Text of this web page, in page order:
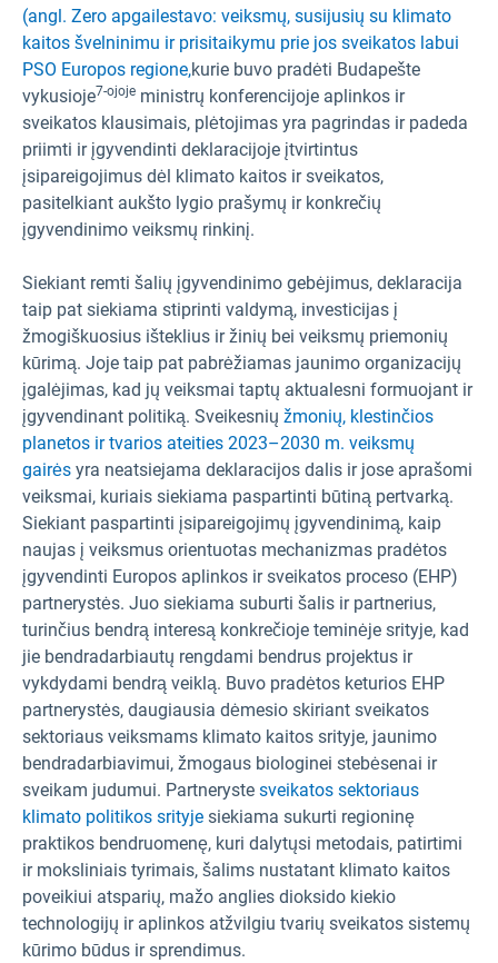
(angl. Zero apgailestavo: veiksmų, susijusių su klimato
kaitos švelninimu ir prisitaikymu prie jos sveikatos labui
PSO Europos regione,kurie buvo pradėti Budapešte
vykusioje7-ojoje ministrų konferencijoje aplinkos ir
sveikatos klausimais, plėtojimas yra pagrindas ir padeda
priimti ir įgyvendinti deklaracijoje įtvirtintus
įsipareigojimus dėl klimato kaitos ir sveikatos,
pasitelkiant aukšto lygio prašymų ir konkrečių
įgyvendinimo veiksmų rinkinį.
Siekiant remti šalių įgyvendinimo gebėjimus, deklaracija
taip pat siekiama stiprinti valdymą, investicijas į
žmogiškuosius išteklius ir žinių bei veiksmų priemonių
kūrimą. Joje taip pat pabrėžiamas jaunimo organizacijų
įgalėjimas, kad jų veiksmai taptų aktualesni formuojant ir
įgyvendinant politiką. Sveikesnių žmonių, klestinčios
planetos ir tvarios ateities 2023–2030 m. veiksmų
gairės yra neatsiejama deklaracijos dalis ir jose aprašomi
veiksmai, kuriais siekiama paspartinti būtiną pertvarką.
Siekiant paspartinti įsipareigojimų įgyvendinimą, kaip
naujas į veiksmus orientuotas mechanizmas pradėtos
įgyvendinti Europos aplinkos ir sveikatos proceso (EHP)
partnerystės. Juo siekiama suburti šalis ir partnerius,
turinčius bendrą interesą konkrečioje teminėje srityje, kad
jie bendradarbiautų rengdami bendrus projektus ir
vykdydami bendrą veiklą. Buvo pradėtos keturios EHP
partnerystės, daugiausia dėmesio skiriant sveikatos
sektoriaus veiksmams klimato kaitos srityje, jaunimo
bendradarbiavimui, žmogaus biologinei stebėsenai ir
sveikam judumui. Partneryste sveikatos sektoriaus
klimato politikos srityje siekiama sukurti regioninę
praktikos bendruomenę, kuri dalytųsi metodais, patirtimi
ir moksliniais tyrimais, šalims nustatant klimato kaitos
poveikiui atsparių, mažo anglies dioksido kiekio
technologijų ir aplinkos atžvilgiu tvarių sveikatos sistemų
kūrimo būdus ir sprendimus.